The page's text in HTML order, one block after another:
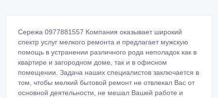
Сережа 0977881557 Компания оказывает широкий
спектр услуг мелкого ремонта и предлагает мужскую
помощь в устранении различного рода неполадок как в
квартире и загородном доме, так и в офисном
помещении. Задача наших специалистов заключается в
том, чтобы мелкий бытовой ремонт не отвлекал Вас от
основной деятельности, не мешал Вашей работе и